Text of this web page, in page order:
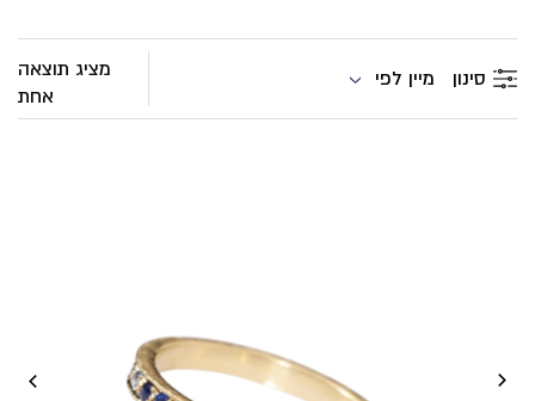
סינון מיין לפי
מציג תוצאה
אחת